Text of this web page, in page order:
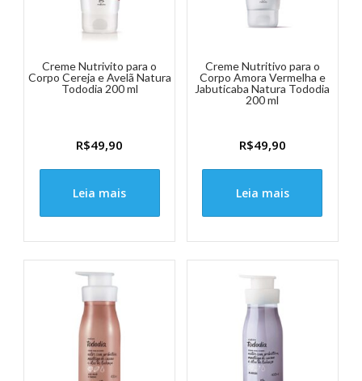
Creme Nutrivito para o
Corpo Cereja e Avelã Natura
Tododia 200 ml
R$49,90
Leia mais
Creme Nutritivo para o
Corpo Amora Vermelha e
Jabuticaba Natura Tododia
200 ml
R$49,90
Leia mais